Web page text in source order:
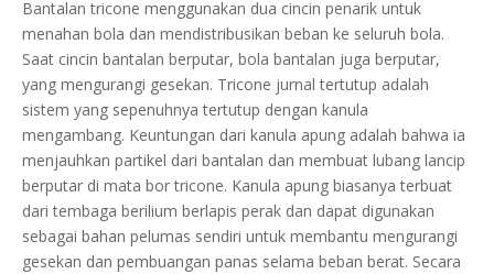
Bantalan tricone menggunakan dua cincin penarik untuk
menahan bola dan mendistribusikan beban ke seluruh bola.
Saat cincin bantalan berputar, bola bantalan juga berputar,
yang mengurangi gesekan. Tricone jurnal tertutup adalah
sistem yang sepenuhnya tertutup dengan kanula
mengambang. Keuntungan dari kanula apung adalah bahwa ia
menjauhkan partikel dari bantalan dan membuat lubang lancip
berputar di mata bor tricone. Kanula apung biasanya terbuat
dari tembaga berilium berlapis perak dan dapat digunakan
sebagai bahan pelumas sendiri untuk membantu mengurangi
gesekan dan pembuangan panas selama beban berat. Secara